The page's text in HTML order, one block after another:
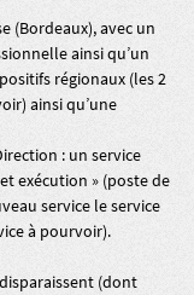
(Bordeaux), avec un
ainsi qu’un
régionaux (les 2
ainsi qu’une
: un service
exécution » (poste de
service le service
à pourvoir).
(dont